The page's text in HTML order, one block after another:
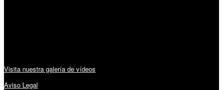
Visita nuestra galería de vídeos
Aviso Legal